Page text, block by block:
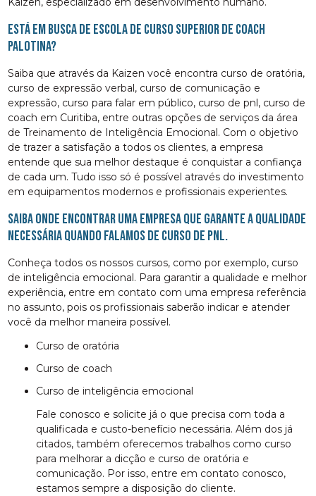
Está em busca de escola de curso superior de coach
Palotina?
Saiba que através da Kaizen você encontra curso de oratória,
curso de expressão verbal, curso de comunicação e
expressão, curso para falar em público, curso de pnl, curso de
coach em Curitiba, entre outras opções de serviços da área
de Treinamento de Inteligência Emocional. Com o objetivo
de trazer a satisfação a todos os clientes, a empresa
entende que sua melhor destaque é conquistar a confiança
de cada um. Tudo isso só é possível através do investimento
em equipamentos modernos e profissionais experientes.
Saiba onde encontrar uma empresa que garante a qualidade
necessária quando falamos de curso de pnl.
Conheça todos os nossos cursos, como por exemplo, curso
de inteligência emocional. Para garantir a qualidade e melhor
experiência, entre em contato com uma empresa referência
no assunto, pois os profissionais saberão indicar e atender
você da melhor maneira possível.
curso de oratória
curso de coach
curso de inteligência emocional
Fale conosco e solicite já o que precisa com toda a
qualificada e custo-benefício necessária. Além dos já
citados, também oferecemos trabalhos como curso
para melhorar a dicção e curso de oratória e
comunicação. Por isso, entre em contato conosco,
estamos sempre a disposição do cliente.